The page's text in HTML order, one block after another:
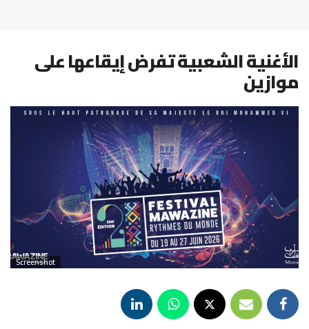
الأغنية الشعبية تفرض إيقاعها على
موازين
Screenshot